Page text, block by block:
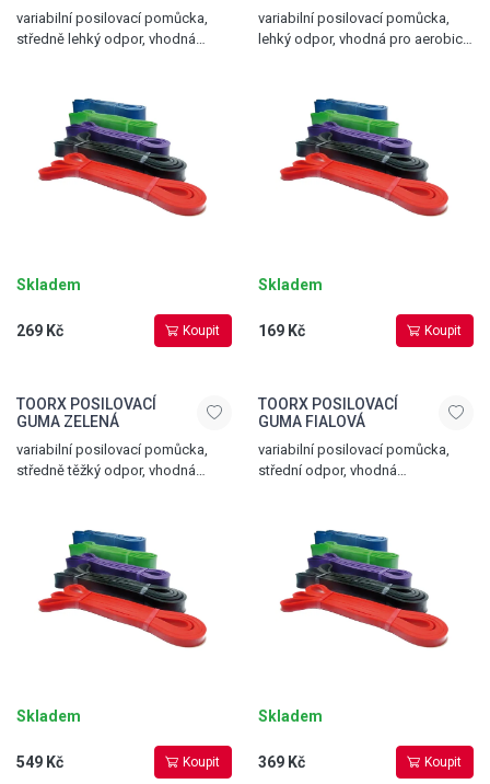
variabilní posilovací pomůcka,
středně lehký odpor, vhodná
2,2 cm, černá
Skladem
269 Kč Koupit
variabilní posilovací pomůcka,
lehký odpor, vhodná pro aerobic,
Skladem
169 Kč Koupit
TOORX POSILOVACÍ
GUMA ZELENÁ
variabilní posilovací pomůcka,
středně těžký odpor, vhodná
4,5 cm, zelená
Skladem
549 Kč Koupit
TOORX POSILOVACÍ
GUMA FIALOVÁ
variabilní posilovací pomůcka,
střední odpor, vhodná
2,9 cm, fialová
Skladem
369 Kč Koupit